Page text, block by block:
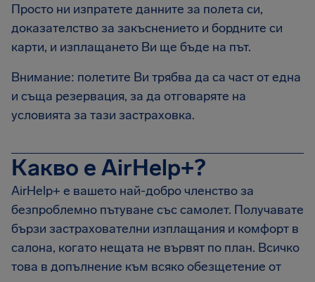
Просто ни изпратете данните за полета си,
доказателство за закъснението и бордните си
карти, и изплащането Ви ще бъде на път.
Внимание: полетите Ви трябва да са част от една
и съща резервация, за да отговаряте на
условията за тази застраховка.
Какво е AirHelp+?
AirHelp+ е вашето най-добро членство за
безпроблемно пътуване със самолет. Получавате
бързи застрахователни изплащания и комфорт в
салона, когато нещата не вървят по план. Всичко
това в допълнение към всяко обезщетение от